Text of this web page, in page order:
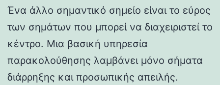
Ένα άλλο σημαντικό σημείο είναι το εύρος
των σημάτων που μπορεί να διαχειριστεί το
κέντρο. Μια βασική υπηρεσία
παρακολούθησης λαμβάνει μόνο σήματα
διάρρηξης και προσωπικής απειλής.